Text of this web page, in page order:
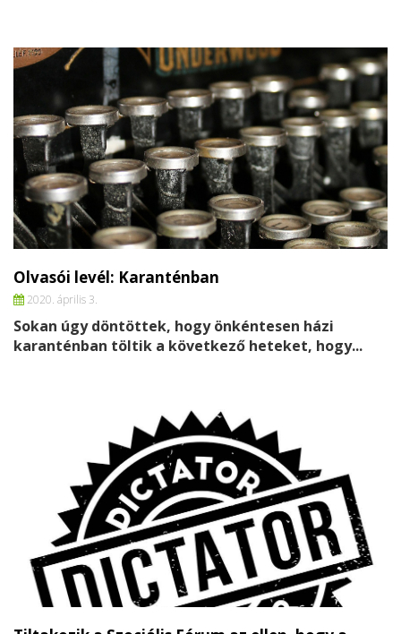
Olvasói levél: Karanténban
2020. április 3.
Sokan úgy döntöttek, hogy önkéntesen házi
karanténban töltik a következő heteket, hogy...